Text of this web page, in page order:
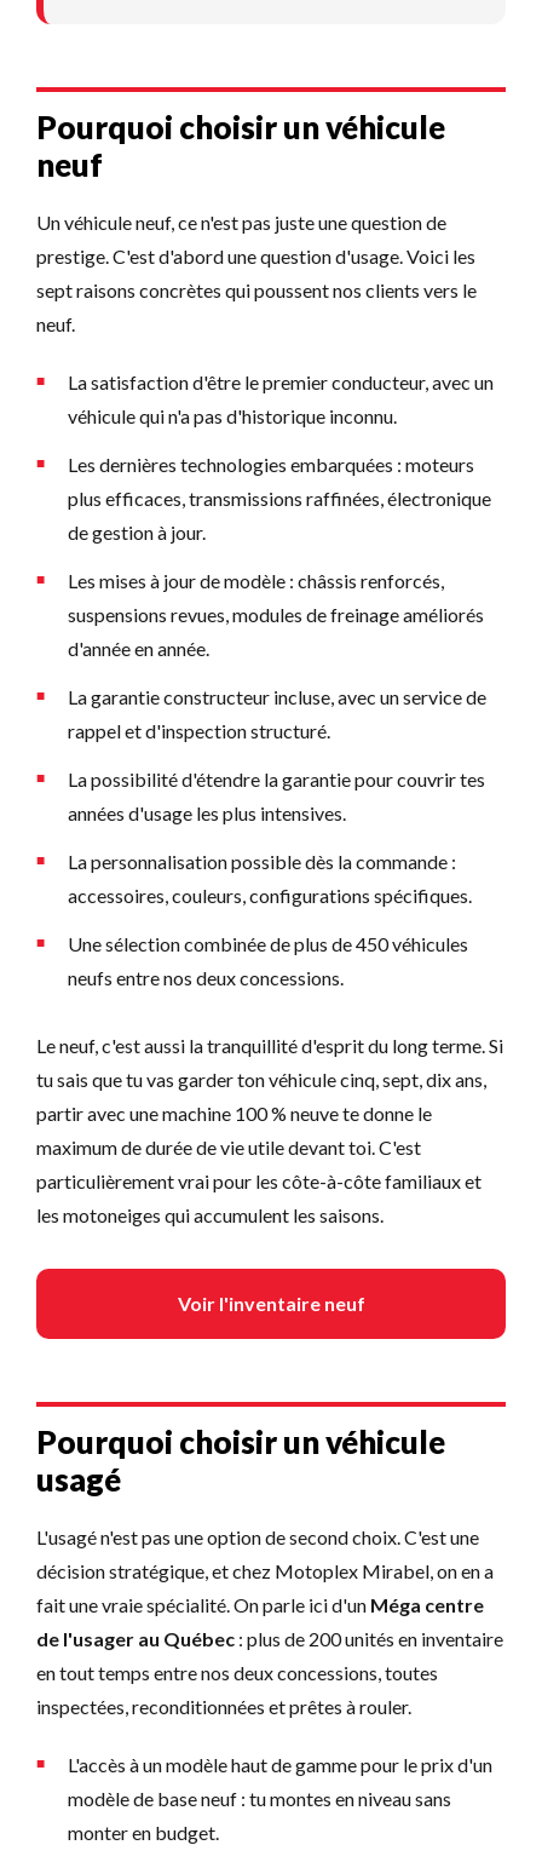
Pourquoi choisir un véhicule
neuf
Un véhicule neuf, ce n'est pas juste une question de
prestige. C'est d'abord une question d'usage. Voici les
sept raisons concrètes qui poussent nos clients vers le
neuf.
La satisfaction d'être le premier conducteur, avec un
véhicule qui n'a pas d'historique inconnu.
Les dernières technologies embarquées : moteurs
plus efficaces, transmissions raffinées, électronique
de gestion à jour.
Les mises à jour de modèle : châssis renforcés,
suspensions revues, modules de freinage améliorés
d'année en année.
La garantie constructeur incluse, avec un service de
rappel et d'inspection structuré.
La possibilité d'étendre la garantie pour couvrir tes
années d'usage les plus intensives.
La personnalisation possible dès la commande :
accessoires, couleurs, configurations spécifiques.
Une sélection combinée de plus de 450 véhicules
neufs entre nos deux concessions.
Le neuf, c'est aussi la tranquillité d'esprit du long terme. Si
tu sais que tu vas garder ton véhicule cinq, sept, dix ans,
partir avec une machine 100 % neuve te donne le
maximum de durée de vie utile devant toi. C'est
particulièrement vrai pour les côte-à-côte familiaux et
les motoneiges qui accumulent les saisons.
Voir l'inventaire neuf
Pourquoi choisir un véhicule
usagé
L'usagé n'est pas une option de second choix. C'est une
décision stratégique, et chez Motoplex Mirabel, on en a
fait une vraie spécialité. On parle ici d'un Méga centre
de l'usager au Québec : plus de 200 unités en inventaire
en tout temps entre nos deux concessions, toutes
inspectées, reconditionnées et prêtes à rouler.
L'accès à un modèle haut de gamme pour le prix d'un
modèle de base neuf : tu montes en niveau sans
monter en budget.